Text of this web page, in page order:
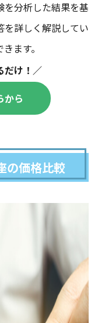
を分析した結果を基
を詳しく解説してい
ます。
だけ！／
から
の価格比較